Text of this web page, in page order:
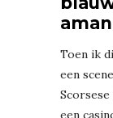
Toen ik
een
een